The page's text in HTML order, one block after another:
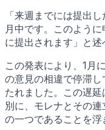
「来週までには提出
月中です。このよう
に提出されます」と述
この発表により、1月
の意見の相違で停滞
たれました。この遅
別に、モレナとその
の一つであることを浮